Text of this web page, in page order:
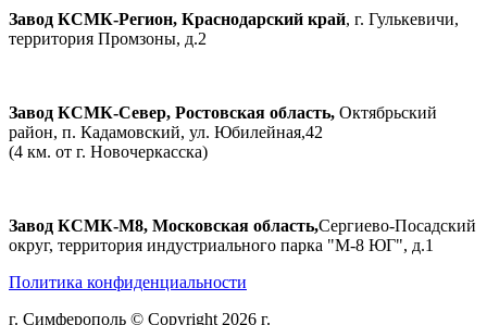
Завод КСМК-Регион, Краснодарский край, г. Гулькевичи,
территория Промзоны, д.2
Завод КСМК-Север, Ростовская область, Октябрьский
район, п. Кадамовский, ул. Юбилейная,42
(4 км. от г. Новочеркасска)
Завод КСМК-М8, Московская область,Сергиево-Посадский
округ, территория индустриального парка "М-8 ЮГ", д.1
Политика конфиденциальности
г. Симферополь © Copyright 2026 г.